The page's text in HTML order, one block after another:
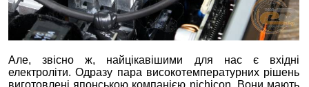
Але, звісно ж, найцікавішими для нас є вхідні
електроліти. Одразу пара високотемпературних рішень